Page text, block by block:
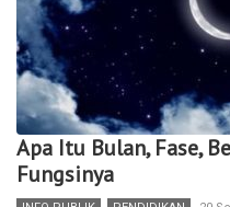
Apa Itu Bulan, Fase,
Fungsinya